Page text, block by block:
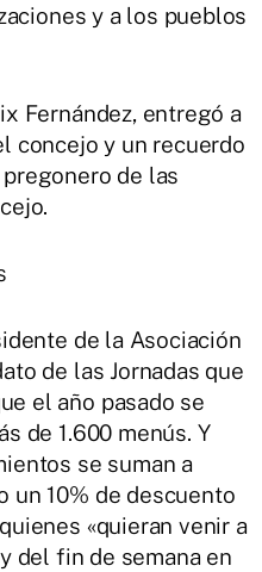
y a los pueblos
Fernández, entregó a
concejo y un recuerdo
de las
de la Asociación
de las Jornadas que
el año pasado se
de 1.600 menús. Y
se suman a
un 10% de descuento
«quieran venir a
del fin de semana en